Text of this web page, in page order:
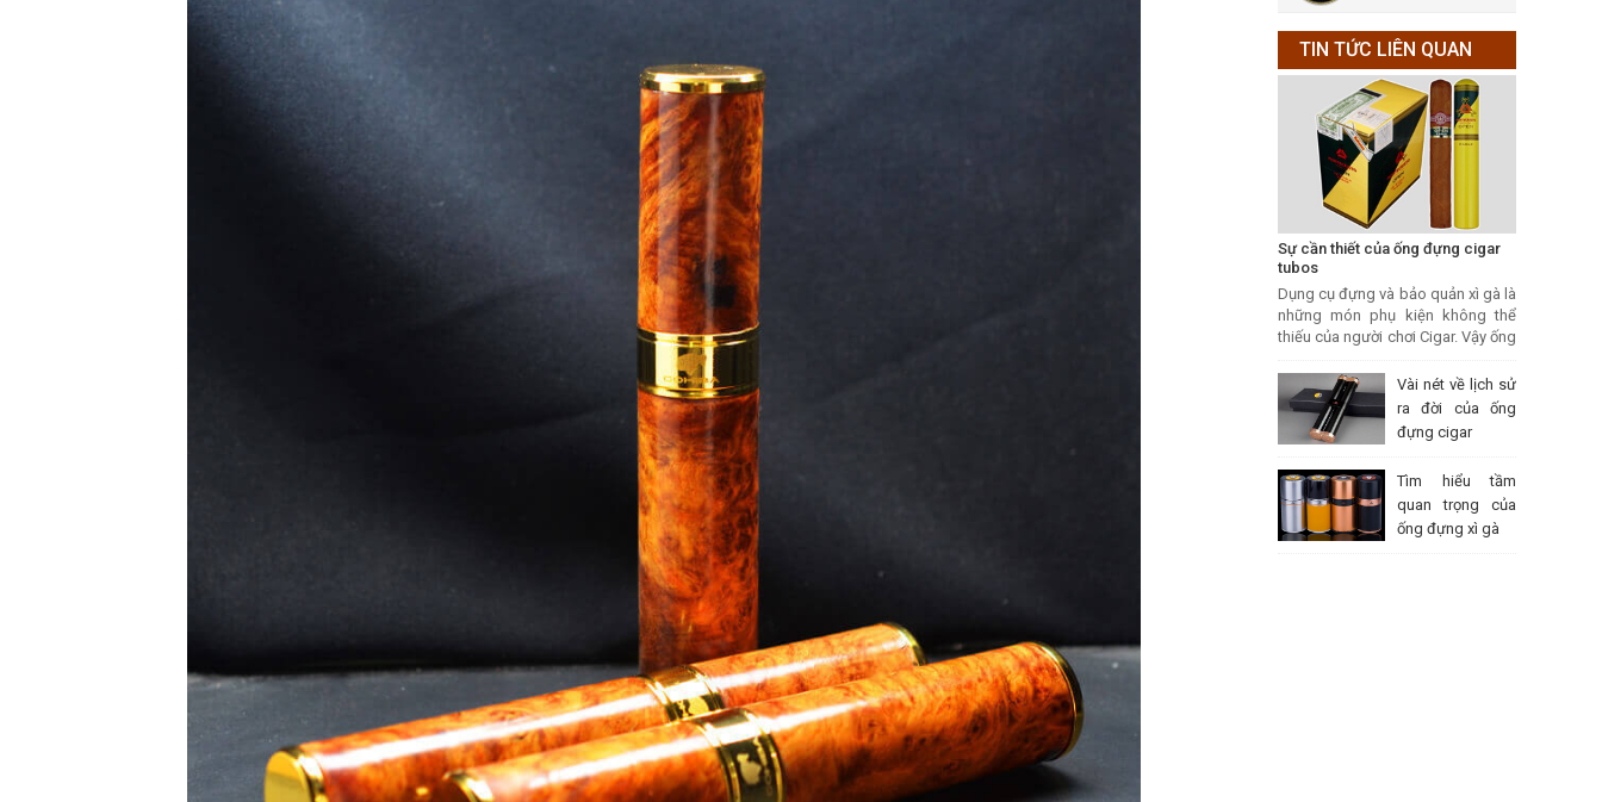
TIN TỨC LIÊN QUAN
Sự cần thiết của ống đựng cigar
tubos
Dụng cụ đựng và bảo quản xì gà là
những món phụ kiện không thể
thiếu của người chơi Cigar. Vậy ống
thiết hay không hãy cùng PHỤ KIỆN
VIP tìm hiểu qua bài viết này nhé.
Vài nét về lịch sử
ra đời của ống
đựng cigar
Tìm hiểu tầm
quan trọng của
ống đựng xì gà